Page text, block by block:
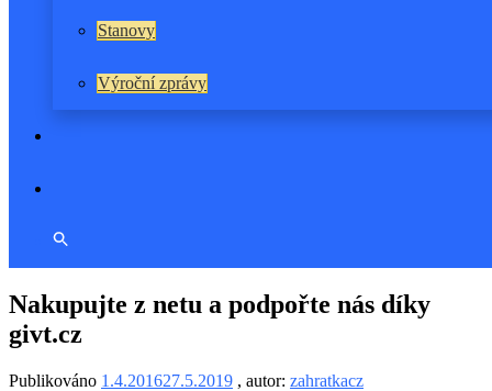
Stanovy
Výroční zprávy
Nakupujte z netu a podpořte nás díky
givt.cz
Publikováno 1.4.201627.5.2019 , autor: zahratkacz